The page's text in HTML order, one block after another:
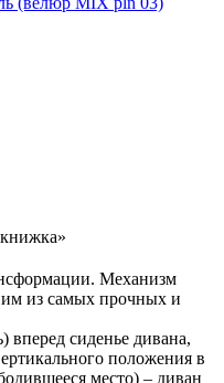
Механизм
из самых прочных и
вперед сиденье дивана,
положения в
место) – диван